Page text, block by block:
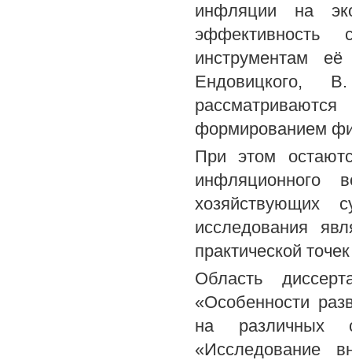
инфляции на
эффективность
инструментам
формированием
При этом
инфляционного
исследования
практической
Область
«Особенности
на различных
«Исследование